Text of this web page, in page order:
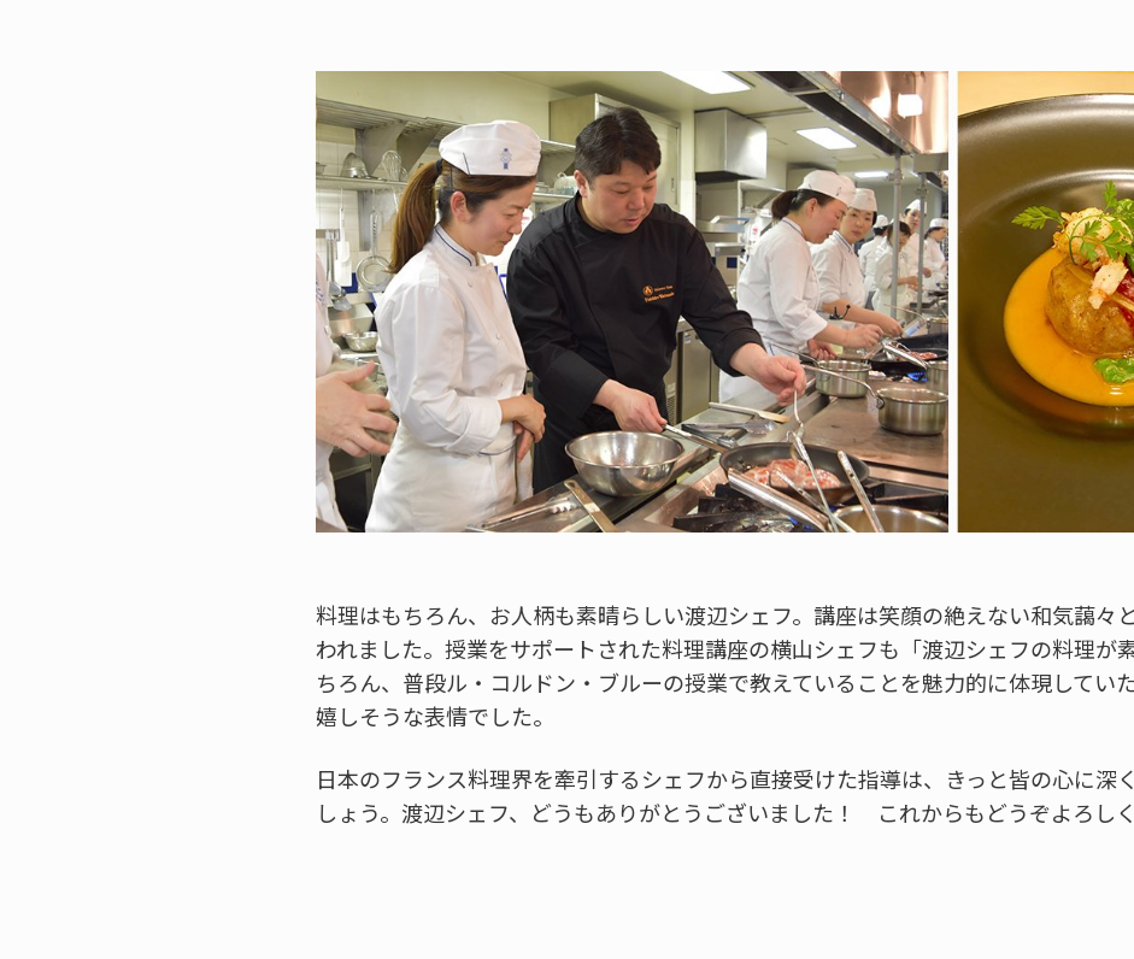
料理はもちろん、お人柄も素晴らしい渡辺シェフ。講座は笑顔の絶えない和気藹々
われました。授業をサポートされた料理講座の横山シェフも「渡辺シェフの料理が
ちろん、普段ル・コルドン・ブルーの授業で教えていることを魅力的に体現してい
嬉しそうな表情でした。
日本のフランス料理界を牽引するシェフから直接受けた指導は、きっと皆の心に深
しょう。渡辺シェフ、どうもありがとうございました！ これからもどうぞよろしく